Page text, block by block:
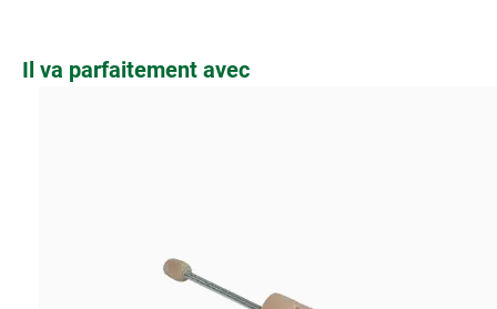
Ignorer la galerie de produits
Il va parfaitement avec